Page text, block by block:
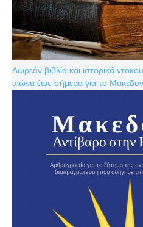
Δωρεάν βιβλία και ιστορικά
αιώνα έως σήμερα για το